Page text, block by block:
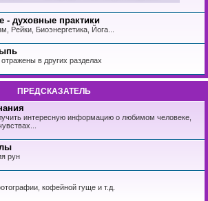
- духовные практики
Рейки, Биоэнергетика, Йога...
в других разделах
ПРЕДСКАЗАТЕЛЬ
интересную информацию о любимом человеке,
рун
кофейной гуще и т.д.